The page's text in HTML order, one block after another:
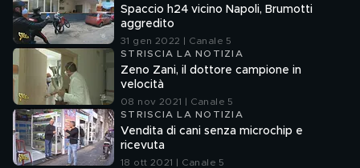
Spaccio h24 vicino Napoli, Brumotti
aggredito
31 gen 2022 | Canale 5
STRISCIA LA NOTIZIA
Zeno Zani, il dottore campione in
velocità
08 nov 2021 | Canale 5
STRISCIA LA NOTIZIA
Vendita di cani senza microchip e
ricevuta
18 ott 2021 | Canale 5